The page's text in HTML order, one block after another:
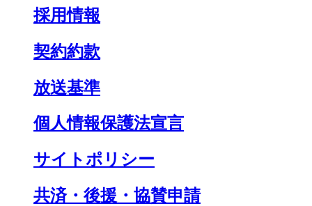
採用情報
契約約款
放送基準
個人情報保護法宣言
サイトポリシー
共済・後援・協賛申請